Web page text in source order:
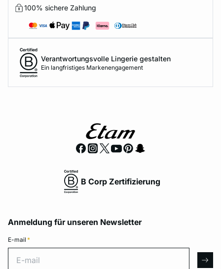
100% sichere Zahlung
Verantwortungsvolle Lingerie gestalten
Ein langfristiges Markenengagement
B Corp Zertifizierung
Anmeldung für unseren Newsletter
E-mail *